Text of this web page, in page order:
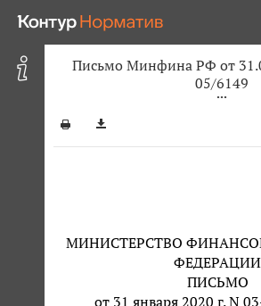
Письмо Минфина РФ от
05/6149
МИНИСТЕРСТВО
ФЕДЕРАЦИИ
ПИСЬМО
от 31 января 2020 г. N